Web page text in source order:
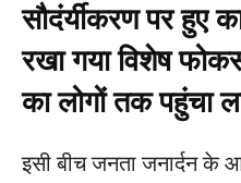
सौदंर्यीकरण पर हुए
रखा गया विशेष
का लोगों तक पहुंचा
इसी बीच जनता जनार्दन के